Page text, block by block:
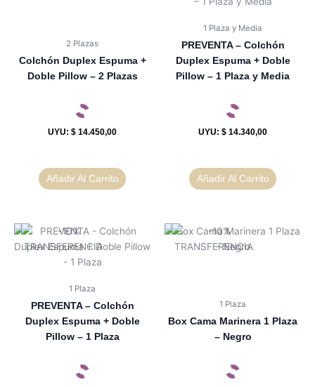
2 Plazas
Colchón Duplex Espuma +
Doble Pillow – 2 Plazas
UYU: $ 14.450,00
Añadir Al Carrito
1 Plaza y Media
PREVENTA – Colchón
Duplex Espuma + Doble
Pillow – 1 Plaza y Media
UYU: $ 14.340,00
Añadir Al Carrito
1 Plaza
PREVENTA – Colchón
Duplex Espuma + Doble
Pillow – 1 Plaza
1 Plaza
Box Cama Marinera 1 Plaza
– Negro